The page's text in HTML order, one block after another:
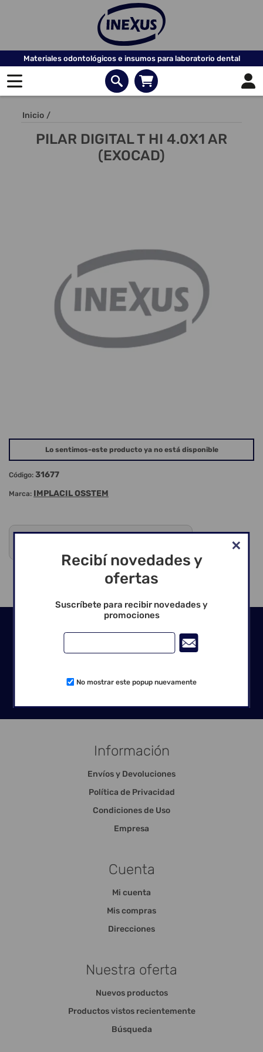
Materiales odontológicos e insumos para laboratorio dental
Inicio /
PILAR DIGITAL T HI 4.0X1 AR
(EXOCAD)
Lo sentimos-este producto ya no está disponible
Código: 31677
Marca: IMPLACIL OSSTEM
Información
Envíos y Devoluciones
Política de Privacidad
Condiciones de Uso
Empresa
Cuenta
Mi cuenta
Mis compras
Direcciones
Nuestra oferta
Nuevos productos
Productos vistos recientemente
Búsqueda
Recibí novedades y
ofertas
Suscríbete para recibir novedades y
promociones
No mostrar este popup nuevamente